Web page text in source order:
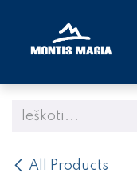
All Products